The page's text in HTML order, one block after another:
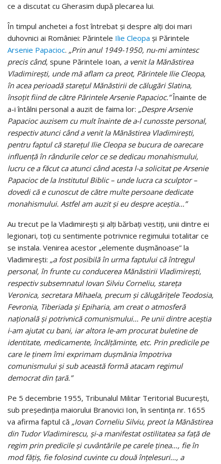
ce a discutat cu Gherasim după plecarea lui.
În timpul anchetei a fost întrebat şi despre alţi doi mari
duhovnici ai României: Părintele Ilie Cleopa şi Părintele
Arsenie Papacioc. „Prin anul 1949-1950, nu-mi amintesc
precis când, spune Părintele Ioan, a venit la Mănăstirea
Vladimireşti, unde mă aflam ca preot, Părintele Ilie Cleopa,
în acea perioadă stareţul Mănăstirii de călugări Slatina,
însoţit fiind de către Părintele Arsenie Papacioc.”Înainte de
a-i întâlni personal a auzit de faima lor: „Despre Arsenie
Papacioc auzisem cu mult înainte de a-l cunosste personal,
respectiv atunci când a venit la Mănăstirea Vladimireşti,
pentru faptul că stareţul Ilie Cleopa se bucura de oarecare
influenţă în rândurile celor ce se dedicau monahismului,
lucru ce a făcut ca atunci când acesta l-a solicitat pe Arsenie
Papacioc de la Institutul Biblic – unde lucra ca sculptor –
dovedi că e cunoscut de către multe persoane dedicate
monahismului. Astfel am auzit şi eu despre aceştia…”
Au trecut pe la Vladimireşti şi alţi bărbaţi vestiţi, unii dintre ei
legionari, toţi cu sentimente potrivnice regimului totalitar ce
se instala. Venirea acestor „elemente duşmănoase” la
Vladimireşti: „a fost posibilă în urma faptului că întregul
personal, în frunte cu conducerea Mănăstirii Vladimireşti,
respectiv subsemnatul Iovan Silviu Corneliu, stareţa
Veronica, secretara Mihaela, precum şi călugăriţele Teodosia,
Fevronia, Tiberiada şi Epiharia, am creat o atmosferă
naţională şi potrivnică comunismului… Pe unii dintre aceştia
i-am ajutat cu bani, iar altora le-am procurat buletine de
identitate, medicamente, încălţăminte, etc. Prin predicile pe
care le ţinem îmi exprimam duşmănia împotriva
comunismului şi sub această formă atacam regimul
democrat din ţară.”
Pe 5 decembrie 1955, Tribunalul Militar Teritorial Bucureşti,
sub preşedinţia maiorului Branovici Ion, în sentinţa nr. 1655
va afirma faptul că „Iovan Corneliu Silviu, preot la Mănăstirea
din Tudor Vladimirescu, şi-a manifestat ostilitatea sa faţă de
regim prin predicile şi cuvântările pe carele ţinea…, fie în
mod făţiş, fie folosind cuvinte cu două înţelesuri…, a